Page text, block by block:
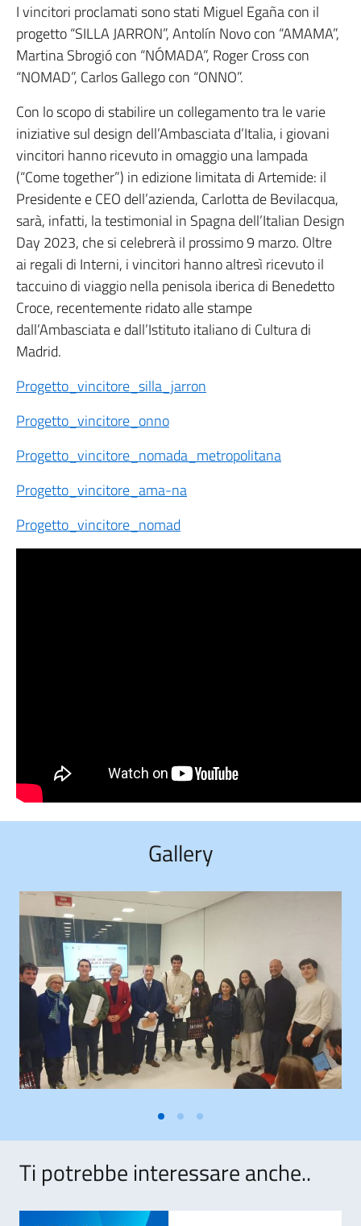
I vincitori proclamati sono stati Miguel Egaña con il
progetto “SILLA JARRON”, Antolín Novo con “AMAMA”,
Martina Sbrogió con “NÓMADA”, Roger Cross con
“NOMAD”, Carlos Gallego con “ONNO”.
Con lo scopo di stabilire un collegamento tra le varie
iniziative sul design dell’Ambasciata d’Italia, i giovani
vincitori hanno ricevuto in omaggio una lampada
(“Come together”) in edizione limitata di Artemide: il
Presidente e CEO dell’azienda, Carlotta de Bevilacqua,
sarà, infatti, la testimonial in Spagna dell’Italian Design
Day 2023, che si celebrerà il prossimo 9 marzo. Oltre
ai regali di Interni, i vincitori hanno altresì ricevuto il
taccuino di viaggio nella penisola iberica di Benedetto
Croce, recentemente ridato alle stampe
dall’Ambasciata e dall’Istituto italiano di Cultura di
Madrid.
Progetto_vincitore_silla_jarron
Progetto_vincitore_onno
Progetto_vincitore_nomada_metropolitana
Progetto_vincitore_ama-na
Progetto_vincitore_nomad
Gallery
Ti potrebbe interessare anche..